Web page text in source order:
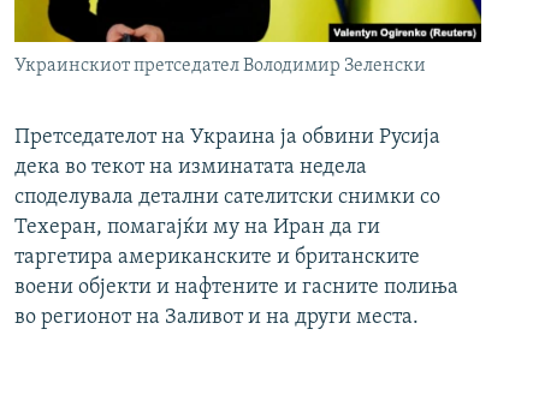
Украинскиот претседател Володимир Зеленски
Претседателот на Украина ја обвини Русија
дека во текот на изминатата недела
споделувала детални сателитски снимки со
Техеран, помагајќи му на Иран да ги
таргетира американските и британските
воени објекти и нафтените и гасните полиња
во регионот на Заливот и на други места.